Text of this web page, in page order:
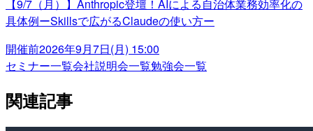
【9/7（月）】Anthropic登壇！AIによる自治体業務効率化の
具体例ーSkillsで広がるClaudeの使い方ー
開催前2026年9月7日(月) 15:00
セミナー一覧会社説明会一覧勉強会一覧
関連記事